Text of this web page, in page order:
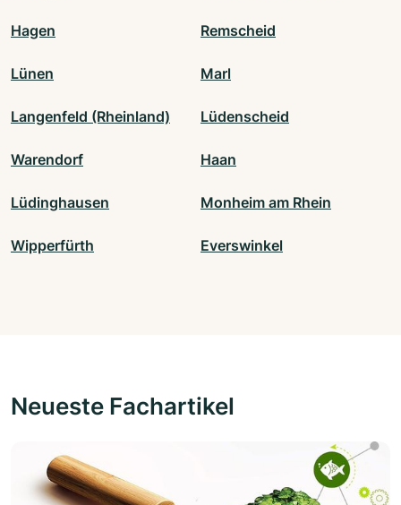
Hagen Remscheid
Lünen Marl
Langenfeld (Rheinland) Lüdenscheid
Warendorf Haan
Lüdinghausen Monheim am Rhein
Wipperfürth Everswinkel
Neueste Fachartikel